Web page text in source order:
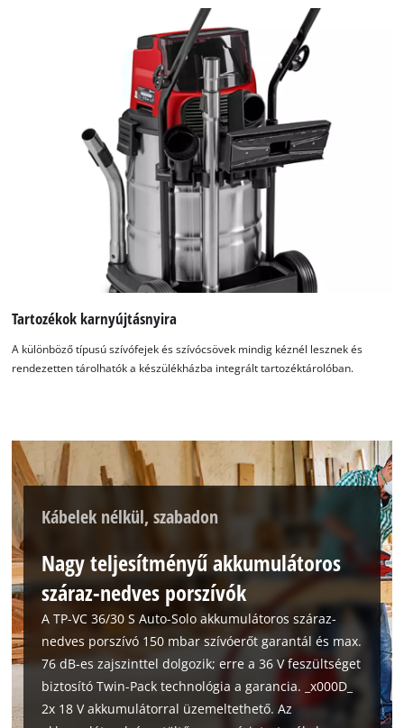
Tartozékok karnyújtásnyira
A különböző típusú szívófejek és szívócsövek mindig kéznél lesznek és
rendezetten tárolhatók a készülékházba integrált tartozéktárolóban.
Kábelek nélkül, szabadon
Nagy teljesítményű akkumulátoros
száraz-nedves porszívók
A TP-VC 36/30 S Auto-Solo akkumulátoros száraz-
nedves porszívó 150 mbar szívóerőt garantál és max.
76 dB-es zajszinttel dolgozik; erre a 36 V feszültséget
biztosító Twin-Pack technológia a garancia. _x000D_
2x 18 V akkumulátorral üzemeltethető. Az